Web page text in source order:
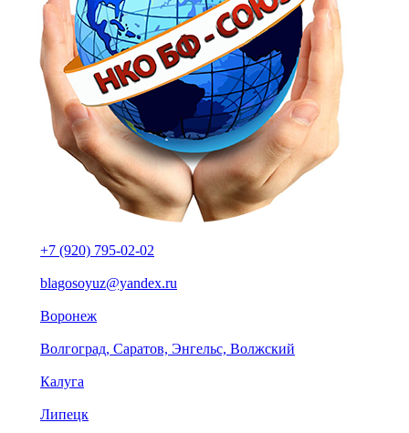
+7 (920) 795-02-02
blagosoyuz@yandex.ru
Воронеж
Волгоград, Саратов, Энгельс, Волжский
Калуга
Липецк